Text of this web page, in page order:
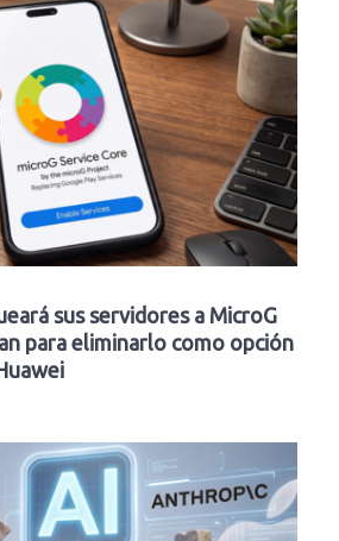
sus servidores a MicroG
para eliminarlo como opción